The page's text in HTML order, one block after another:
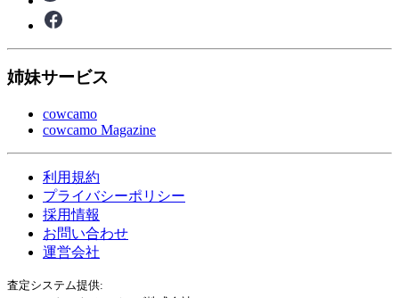
姉妹サービス
cowcamo
cowcamo Magazine
利用規約
プライバシーポリシー
採用情報
お問い合わせ
運営会社
査定システム提供: